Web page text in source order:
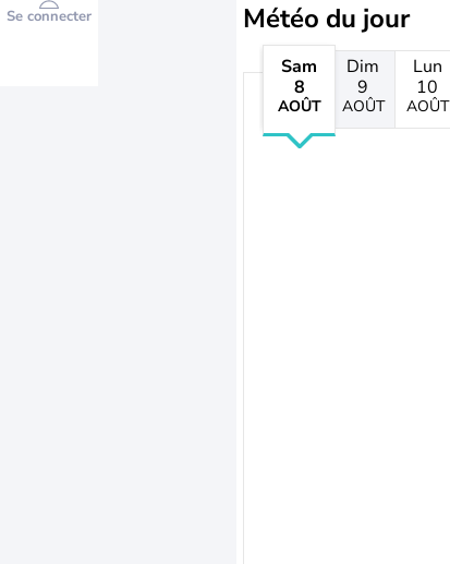
Se connecter Météo du jour
Sam
8
AOÛT
Dim
9
AOÛT
Lun
10
AOÛT